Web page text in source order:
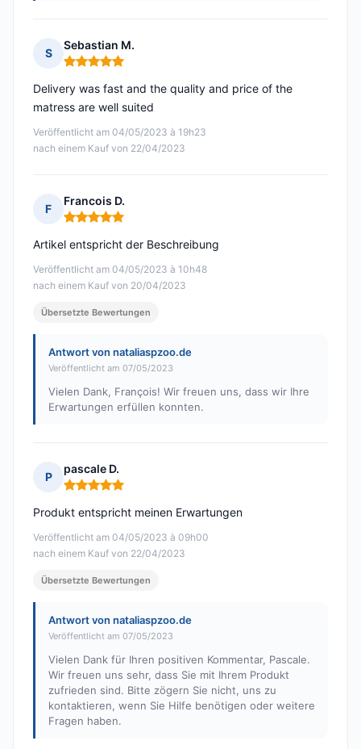
S
Sebastian M.
Hinweis: 5 von 5
Veröffentlicht am 04/05/2023 à 19h23
nach einem Kauf von 22/04/2023
Delivery was fast and the quality and price of the
matress are well suited
F
Francois D.
Hinweis: 5 von 5
Veröffentlicht am 04/05/2023 à 10h48
nach einem Kauf von 20/04/2023
Artikel entspricht der Beschreibung
Übersetzte Bewertungen
Antwort von nataliaspzoo.de
Veröffentlicht am 07/05/2023
Vielen Dank, François! Wir freuen uns, dass wir Ihre
Erwartungen erfüllen konnten.
P
pascale D.
Hinweis: 5 von 5
Veröffentlicht am 04/05/2023 à 09h00
nach einem Kauf von 22/04/2023
Produkt entspricht meinen Erwartungen
Übersetzte Bewertungen
Antwort von nataliaspzoo.de
Veröffentlicht am 07/05/2023
Vielen Dank für Ihren positiven Kommentar, Pascale.
Wir freuen uns sehr, dass Sie mit Ihrem Produkt
zufrieden sind. Bitte zögern Sie nicht, uns zu
kontaktieren, wenn Sie Hilfe benötigen oder weitere
Fragen haben.